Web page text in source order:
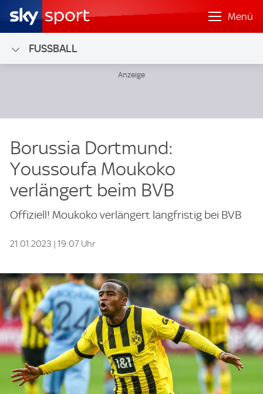
Menü
FUSSBALL
Borussia Dortmund:
Youssoufa Moukoko
verlängert beim BVB
Offiziell! Moukoko verlängert langfristig bei BVB
21.01.2023 | 19:07 Uhr